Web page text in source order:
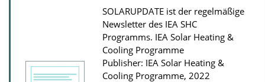
SOLARUPDATE ist der regelmäßige
Newsletter des IEA SHC
Programms. IEA Solar Heating &
Cooling Programme
Publisher: IEA Solar Heating &
Cooling Programme, 2022